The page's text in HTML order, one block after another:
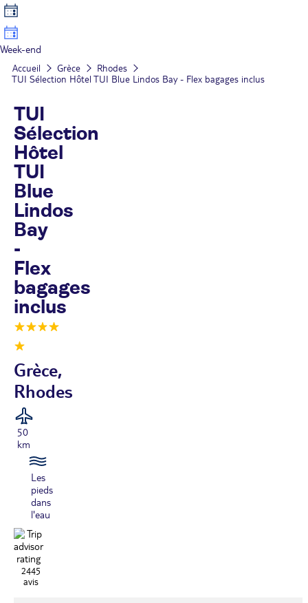
Week-end
Accueil Grèce
Rhodes
TUI Sélection Hôtel TUI Blue Lindos Bay - Flex bagages inclus
TUI
Sélection
Hôtel
TUI
Blue
Lindos
Bay
-
Flex
bagages
inclus
Grèce,
Rhodes
50
km
Les
pieds
dans
l'eau
2445
avis